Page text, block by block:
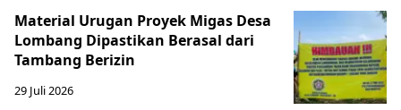
Material Urugan Proyek Migas Desa
Lombang Dipastikan Berasal dari
Tambang Berizin
29 Juli 2026